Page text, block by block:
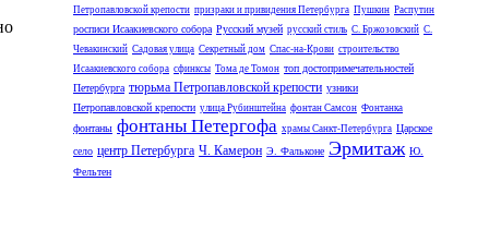
Петропавловской крепости призраки и привидения Петербурга Пушкин Распутин
росписи Исаакиевского собора Русский музей русский стиль С. Бржозовский С.
Чевакинский Садовая улица Секретный дом Спас-на-Крови строительство
Исаакиевского собора сфинксы Тома де Томон топ достопримечательностей
Петербурга тюрьма Петропавловской крепости узники
Петропавловской крепости улица Рубинштейна фонтан Самсон Фонтанка
фонтаны фонтаны Петергофа храмы Санкт-Петербурга Царское
село центр Петербурга Ч. Камерон Э. Фальконе Эрмитаж Ю.
Фельтен